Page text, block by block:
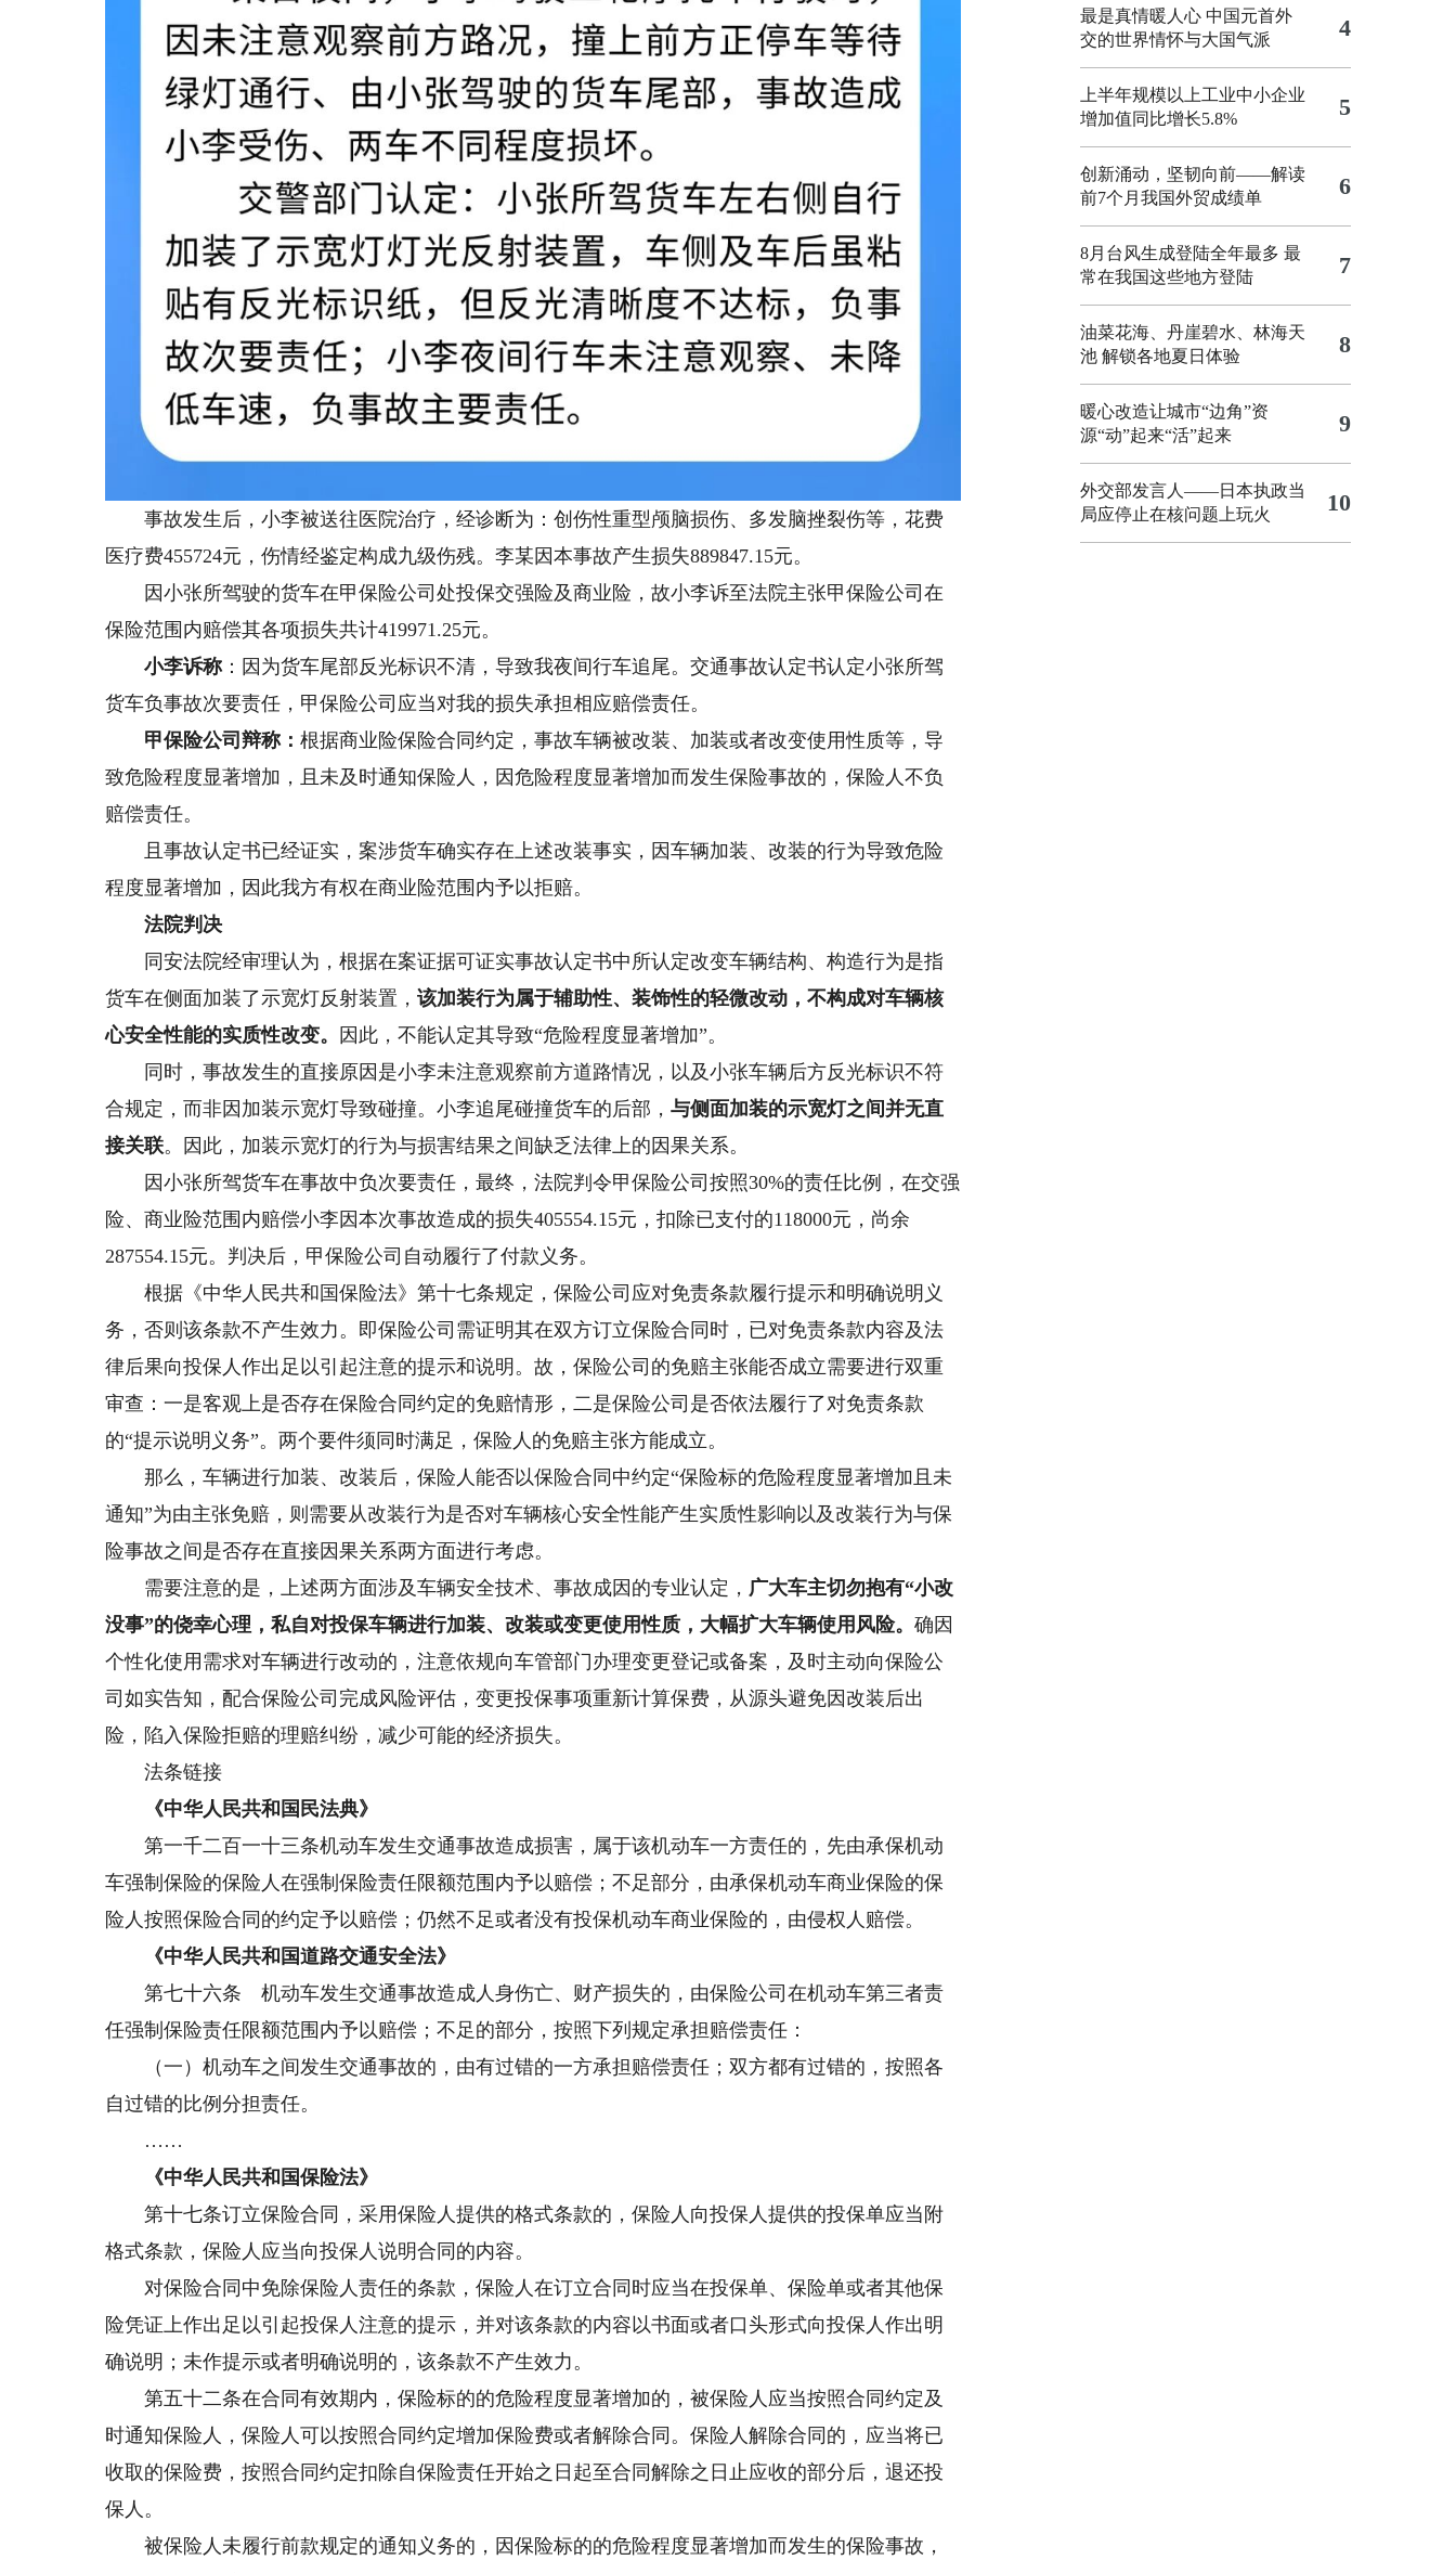
事故发生后，小李被送往医院治疗，经诊断为：创伤性重型颅脑损伤、多发脑挫裂伤等，花费
医疗费455724元，伤情经鉴定构成九级伤残。李某因本事故产生损失889847.15元。
因小张所驾驶的货车在甲保险公司处投保交强险及商业险，故小李诉至法院主张甲保险公司在
保险范围内赔偿其各项损失共计419971.25元。
小李诉称 ：因为货车尾部反光标识不清，导致我夜间行车追尾。交通事故认定书认定小张所驾
货车负事故次要责任，甲保险公司应当对我的损失承担相应赔偿责任。
甲保险公司辩称：根据商业险保险合同约定，事故车辆被改装、加装或者改变使用性质等，导
致危险程度显著增加，且未及时通知保险人，因危险程度显著增加而发生保险事故的，保险人不负
赔偿责任。
且事故认定书已经证实，案涉货车确实存在上述改装事实，因车辆加装、改装的行为导致危险
程度显著增加，因此我方有权在商业险范围内予以拒赔。
法院判决
同安法院经审理认为，根据在案证据可证实事故认定书中所认定改变车辆结构、构造行为是指
货车在侧面加装了示宽灯反射装置，该加装行为属于辅助性、装饰性的轻微改动，不构成对车辆核
心安全性能的实质性改变。
因此，不能认定其导致“危险程度显著增加”。
同时，事故发生的直接原因是小李未注意观察前方道路情况，以及小张车辆后方反光标识不符
合规定，而非因加装示宽灯导致碰撞。小李追尾碰撞货车的后部，与侧面加装的示宽灯之间并无直
接关联。因此，加装示宽灯的行为与损害结果之间缺乏法律上的因果关系。
因小张所驾货车在事故中负次要责任，最终，法院判令甲保险公司按照30%的责任比例，在交强
险、商业险范围内赔偿小李因本次事故造成的损失405554.15元，扣除已支付的118000元，尚余
287554.15元。判决后，甲保险公司自动履行了付款义务。
根据《中华人民共和国保险法》第十七条规定，保险公司应对免责条款履行提示和明确说明义
务，否则该条款不产生效力。即保险公司需证明其在双方订立保险合同时，已对免责条款内容及法
律后果向投保人作出足以引起注意的提示和说明。故，保险公司的免赔主张能否成立需要进行双重
审查：一是客观上是否存在保险合同约定的免赔情形，二是保险公司是否依法履行了对免责条款
的“提示说明义务”。两个要件须同时满足，保险人的免赔主张方能成立。
那么，车辆进行加装、改装后，保险人能否以保险合同中约定“保险标的危险程度显著增加且未
通知”为由主张免赔，则需要从改装行为是否对车辆核心安全性能产生实质性影响以及改装行为与保
险事故之间是否存在直接因果关系两方面进行考虑。
需要注意的是，上述两方面涉及车辆安全技术、事故成因的专业认定， 广大车主切勿抱有“小改
没事”的侥幸心理，私自对投保车辆进行加装、改装或变更使用性质，大幅扩大车辆使用风险。确因
个性化使用需求对车辆进行改动的，注意依规向车管部门办理变更登记或备案，及时主动向保险公
司如实告知，配合保险公司完成风险评估，变更投保事项重新计算保费，从源头避免因改装后出
险，陷入保险拒赔的理赔纠纷，减少可能的经济损失。
法条链接
《中华人民共和国民法典》
第一千二百一十三条机动车发生交通事故造成损害，属于该机动车一方责任的，先由承保机动
车强制保险的保险人在强制保险责任限额范围内予以赔偿；不足部分，由承保机动车商业保险的保
险人按照保险合同的约定予以赔偿；仍然不足或者没有投保机动车商业保险的，由侵权人赔偿。
《中华人民共和国道路交通安全法》
第七十六条 机动车发生交通事故造成人身伤亡、财产损失的，由保险公司在机动车第三者责
任强制保险责任限额范围内予以赔偿；不足的部分，按照下列规定承担赔偿责任：
（一）机动车之间发生交通事故的，由有过错的一方承担赔偿责任；双方都有过错的，按照各
自过错的比例分担责任。
……
《中华人民共和国保险法》
第十七条订立保险合同，采用保险人提供的格式条款的，保险人向投保人提供的投保单应当附
格式条款，保险人应当向投保人说明合同的内容。
对保险合同中免除保险人责任的条款，保险人在订立合同时应当在投保单、保险单或者其他保
险凭证上作出足以引起投保人注意的提示，并对该条款的内容以书面或者口头形式向投保人作出明
确说明；未作提示或者明确说明的，该条款不产生效力。
第五十二条在合同有效期内，保险标的的危险程度显著增加的，被保险人应当按照合同约定及
时通知保险人，保险人可以按照合同约定增加保险费或者解除合同。保险人解除合同的，应当将已
收取的保险费，按照合同约定扣除自保险责任开始之日起至合同解除之日止应收的部分后，退还投
保人。
被保险人未履行前款规定的通知义务的，因保险标的的危险程度显著增加而发生的保险事故，
最是真情暖人心 中国元首外
交的世界情怀与大国气派
4
上半年规模以上工业中小企业
增加值同比增长5.8%
5
创新涌动，坚韧向前——解读
前7个月我国外贸成绩单
6
8月台风生成登陆全年最多 最
常在我国这些地方登陆
7
油菜花海、丹崖碧水、林海天
池 解锁各地夏日体验
8
暖心改造让城市“边角”资
源“动”起来“活”起来
9
外交部发言人——日本执政当
局应停止在核问题上玩火
10